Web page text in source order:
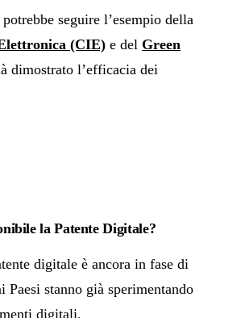
seguire l’esempio della
(CIE) e del Green
dimostrato l’efficacia dei
la Patente Digitale?
digitale è ancora in fase di
Paesi stanno già sperimentando
digitali.